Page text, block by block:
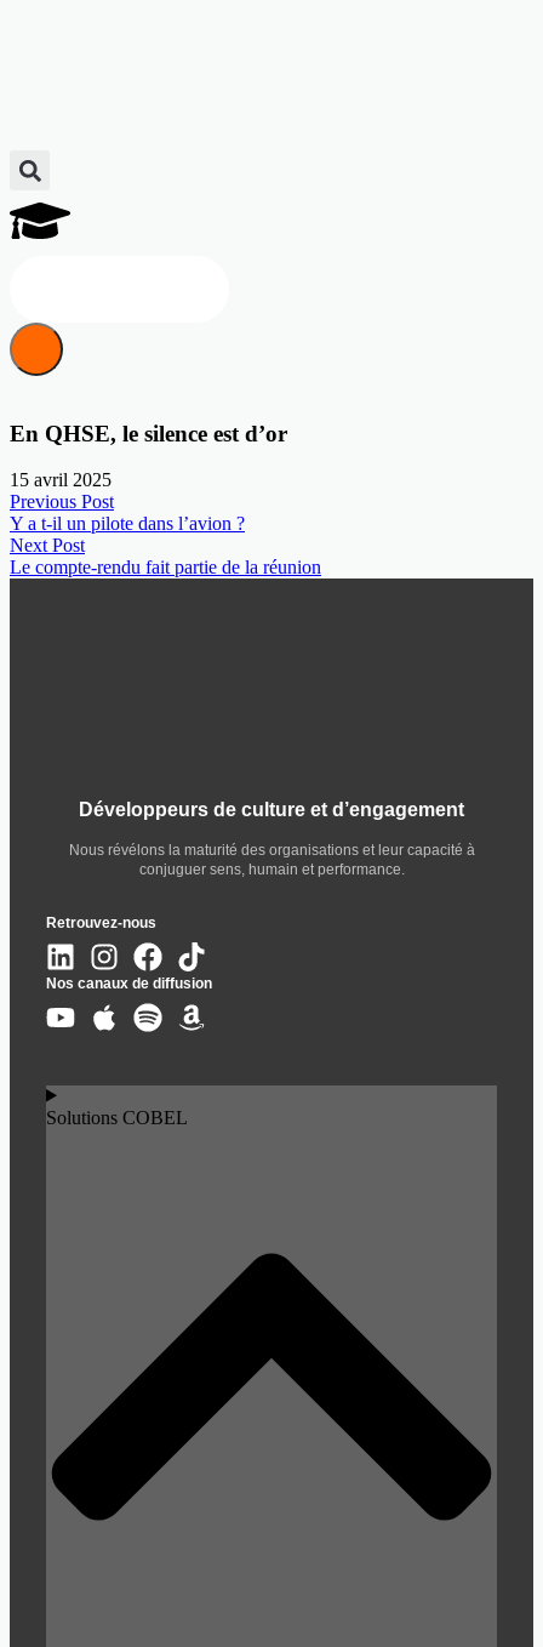
En QHSE, le silence est d’or
15 avril 2025
Previous Post
Y a t-il un pilote dans l’avion ?
Next Post
Le compte-rendu fait partie de la réunion
Développeurs de culture et d’engagement
Nous révélons la maturité des organisations et leur capacité à
conjuguer sens, humain et performance.
Retrouvez-nous
Nos canaux de diffusion
Solutions COBEL